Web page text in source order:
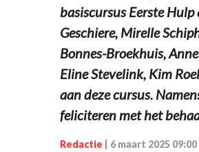
basiscursus Eerste
Geschiere, Mirelle
Bonnes-Broekhuis,
Eline Stevelink, Kim
aan deze cursus.
feliciteren met het
Redactie 6 maart 2025 09:00